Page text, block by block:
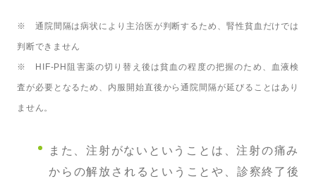
※ 通院間隔は病状により主治医が判断するため、腎性貧血だけでは
判断できません
※ HIF-PH阻害薬の切り替え後は貧血の程度の把握のため、血液検
査が必要となるため、内服開始直後から通院間隔が延びることはあり
ません。
また、注射がないということは、注射の痛み
からの解放されるということや、診察終了後